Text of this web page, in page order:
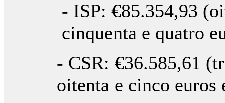
- ISP: €85.354,93
cinquenta e quatro
- CSR: €36.585,61
oitenta e cinco euros